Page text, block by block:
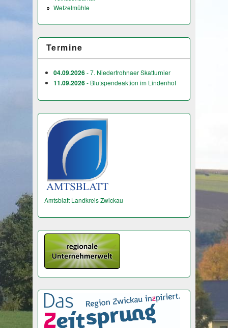
Wetzelmühle
Termine
04.09.2026- 7. Niederfrohnaer Skatturnier
11.09.2026- Blutspendeaktion im Lindenhof
Amtsblatt Landkreis Zwickau